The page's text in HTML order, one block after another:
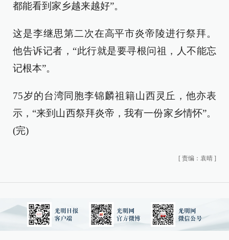
都能看到家乡越来越好”。
这是李继思第二次在高平市炎帝陵进行祭拜。
他告诉记者，“此行就是要寻根问祖，人不能忘
记根本”。
75岁的台湾同胞李锦麟祖籍山西灵丘，他亦表
示，“来到山西祭拜炎帝，我有一份家乡情怀”。
(完)
[ 责编：袁晴 ]